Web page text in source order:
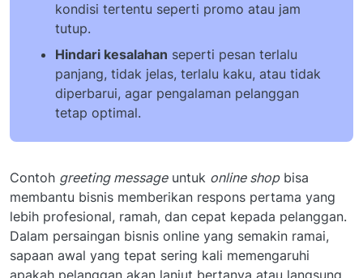
kondisi tertentu seperti promo atau jam
tutup.
Hindari kesalahan seperti pesan terlalu
panjang, tidak jelas, terlalu kaku, atau tidak
diperbarui, agar pengalaman pelanggan
tetap optimal.
Contoh greeting messageuntuk online shopbisa
membantu bisnis memberikan respons pertama yang
lebih profesional, ramah, dan cepat kepada pelanggan.
Dalam persaingan bisnis online yang semakin ramai,
sapaan awal yang tepat sering kali memengaruhi